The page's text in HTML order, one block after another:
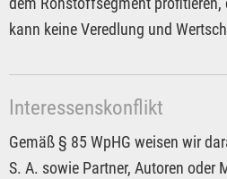
kann keine Veredlung und
Interessenskonflikt
Gemäß § 85 WpHG weisen wir
S. A. sowie Partner, Autoren oder